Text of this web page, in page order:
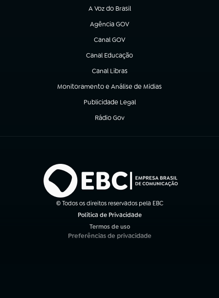
A Voz do Brasil
(abre em nova aba)
Agência GOV
(abre em nova aba)
Canal GOV
(abre em nova aba)
Canal Educação
(abre em nova aba)
Canal Libras
(abre em nova aba)
Monitoramento e Análise de Mídias
(abre em nova aba)
Publicidade Legal
(abre em nova aba)
Rádio Gov
(abre em nova aba)
© Todos os direitos reservados pela EBC
Política de Privacidade
Termos de uso
(abre em nova aba)
Preferências de privacidade